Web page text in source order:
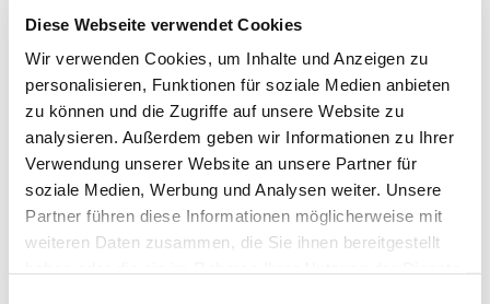
Diese Webseite verwendet Cookies
Wir verwenden Cookies, um Inhalte und Anzeigen zu
personalisieren, Funktionen für soziale Medien anbieten
zu können und die Zugriffe auf unsere Website zu
analysieren. Außerdem geben wir Informationen zu Ihrer
Verwendung unserer Website an unsere Partner für
soziale Medien, Werbung und Analysen weiter. Unsere
Partner führen diese Informationen möglicherweise mit
weiteren Daten zusammen, die Sie ihnen bereitgestellt